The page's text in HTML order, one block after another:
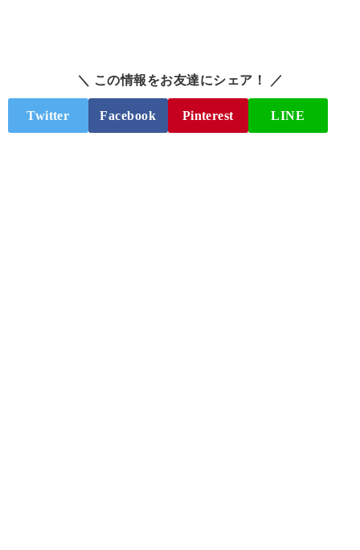
＼ この情報をお友達にシェア！ ／
Twitter Facebook Pinterest LINE